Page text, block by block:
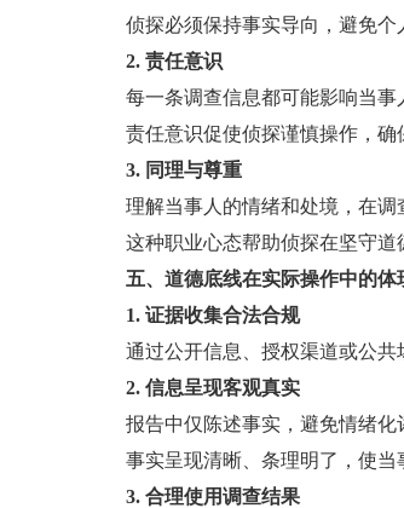
侦探必须保持事实导向，避免个
2. 责任意识
每一条调查信息都可能影响当事
责任意识促使侦探谨慎操作，确
3. 同理与尊重
理解当事人的情绪和处境，在调
这种职业心态帮助侦探在坚守道
五、道德底线在实际操作中的体
1. 证据收集合法合规
通过公开信息、授权渠道或公共
2. 信息呈现客观真实
报告中仅陈述事实，避免情绪化
事实呈现清晰、条理明了，使当
3. 合理使用调查结果